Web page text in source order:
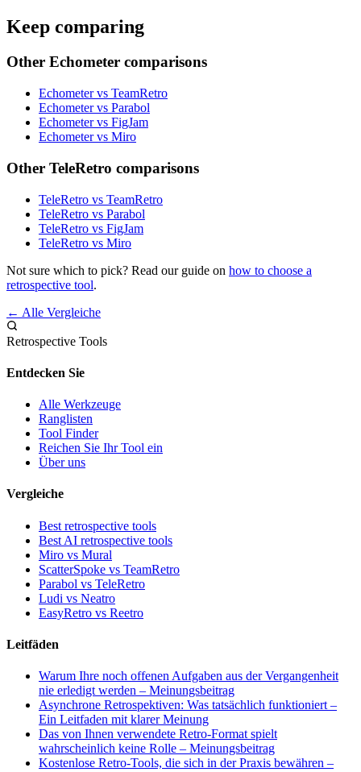
Keep comparing
Other Echometer comparisons
Echometer vs TeamRetro
Echometer vs Parabol
Echometer vs FigJam
Echometer vs Miro
Other TeleRetro comparisons
TeleRetro vs TeamRetro
TeleRetro vs Parabol
TeleRetro vs FigJam
TeleRetro vs Miro
Not sure which to pick? Read our guide on how to choose a
retrospective tool.
← Alle Vergleiche
Retrospective Tools
Entdecken Sie
Alle Werkzeuge
Ranglisten
Tool Finder
Reichen Sie Ihr Tool ein
Über uns
Vergleiche
Best retrospective tools
Best AI retrospective tools
Miro vs Mural
ScatterSpoke vs TeamRetro
Parabol vs TeleRetro
Ludi vs Neatro
EasyRetro vs Reetro
Leitfäden
Warum Ihre noch offenen Aufgaben aus der Vergangenheit
nie erledigt werden – Meinungsbeitrag
Asynchrone Retrospektiven: Was tatsächlich funktioniert –
Ein Leitfaden mit klarer Meinung
Das von Ihnen verwendete Retro-Format spielt
wahrscheinlich keine Rolle – Meinungsbeitrag
Kostenlose Retro-Tools, die sich in der Praxis bewähren –